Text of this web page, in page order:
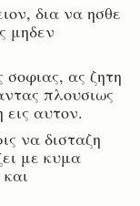
δια να ησθε
μηδεν
ας ζητη
πλουσιως
εις αυτον.
να δισταζη
με κυμα